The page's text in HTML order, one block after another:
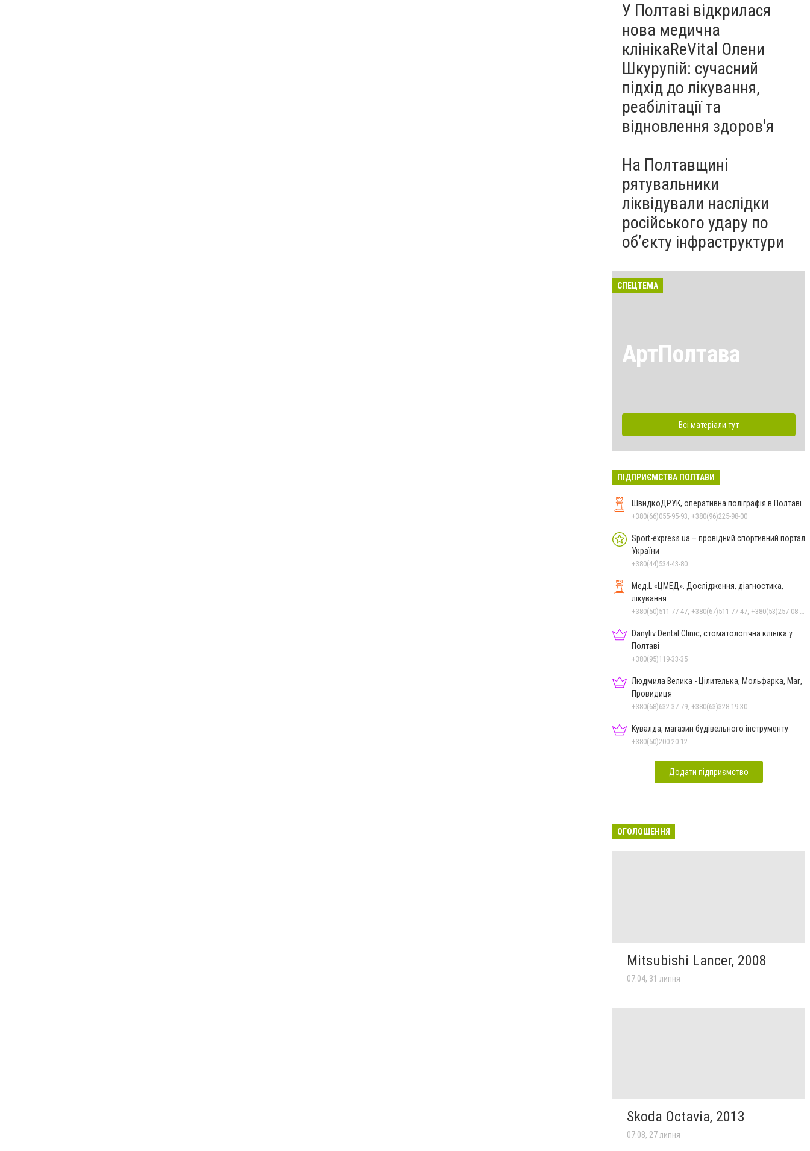
У Полтаві відкрилася
нова медична
клінікаReVital Олени
Шкурупій: сучасний
підхід до лікування,
реабілітації та
відновлення здоров'я
На Полтавщині
рятувальники
ліквідували наслідки
російського удару по
об’єкту інфраструктури
СПЕЦТЕМА
АртПолтава
Всі матеріали тут
ПІДПРИЄМСТВА ПОЛТАВИ
ШвидкоДРУК, оперативна поліграфія в Полтаві
+380(66)055-95-93, +380(96)225-98-00
Sport-express.ua – провідний спортивний портал
України
+380(44)534-43-80
Мед.L «ЦМЕД». Дослідження, діагностика,
лікування
Danyliv Dental Clinic, стоматологічна клініка у
Полтаві
+380(95)119-33-35
Людмила Велика - Цілителька, Мольфарка, Маг,
Провидиця
+380(68)632-37-79, +380(63)328-19-30
Кувалда, магазин будівельного інструменту
+380(50)200-20-12
Додати підприємство
ОГОЛОШЕННЯ
Mitsubishi Lancer, 2008
07:04, 31 липня
Skoda Octavia, 2013
07:08, 27 липня